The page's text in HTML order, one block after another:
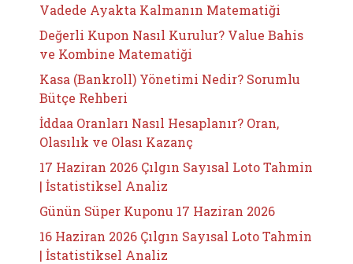
Vadede Ayakta Kalmanın Matematiği
Değerli Kupon Nasıl Kurulur? Value Bahis
ve Kombine Matematiği
Kasa (Bankroll) Yönetimi Nedir? Sorumlu
Bütçe Rehberi
İddaa Oranları Nasıl Hesaplanır? Oran,
Olasılık ve Olası Kazanç
17 Haziran 2026 Çılgın Sayısal Loto Tahmin
| İstatistiksel Analiz
Günün Süper Kuponu 17 Haziran 2026
16 Haziran 2026 Çılgın Sayısal Loto Tahmin
| İstatistiksel Analiz